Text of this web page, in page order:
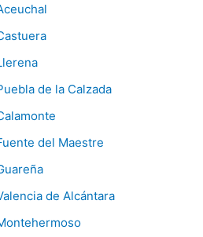
de la Calzada
del Maestre
de Alcántara